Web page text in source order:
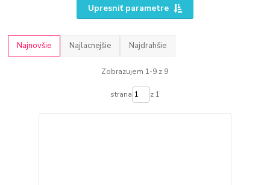
Upresniť parametre
Najnovšie Najlacnejšie Najdrahšie
Zobrazujem 1-9 z 9
strana z 1